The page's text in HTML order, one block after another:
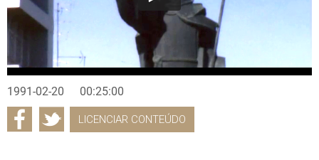
1991-02-20 00:25:00
LICENCIAR CONTEÚDO